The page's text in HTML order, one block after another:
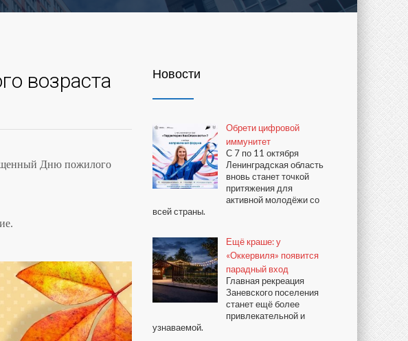
возраста
Дню пожилого
Новости
Обрети цифровой
иммунитет
С 7 по 11 октября
Ленинградская область
вновь станет точкой
притяжения для
активной молодёжи со
всей страны.
Ещё краше: у
«Оккервиля» появится
парадный вход
Главная рекреация
Заневского поселения
станет ещё более
привлекательной и
узнаваемой.